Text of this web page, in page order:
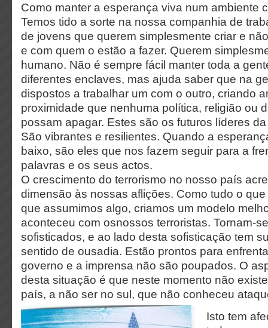
Como manter a esperança viva num ambiente
Temos tido a sorte na nossa companhia de
de jovens que querem simplesmente criar e
e com quem o estão a fazer. Querem
humano. Não é sempre fácil manter toda a
diferentes enclaves, mas ajuda saber que na
dispostos a trabalhar um com o outro, criando
proximidade que nenhuma política, religião ou
possam apagar. Estes são os futuros líderes
São vibrantes e resilientes. Quando a
baixo, são eles que nos fazem seguir para a
palavras e os seus actos.
O crescimento do terrorismo no nosso país
dimensão às nossas aflições. Como tudo o
que assumimos algo, criamos um modelo
aconteceu com osnossos terroristas. Tornam-
sofisticados, e ao lado desta sofisticação tem
sentido de ousadia. Estão prontos para
governo e a imprensa não são poupados. O
desta situação é que neste momento não
país, a não ser no sul, que não conheceu
Isto tem